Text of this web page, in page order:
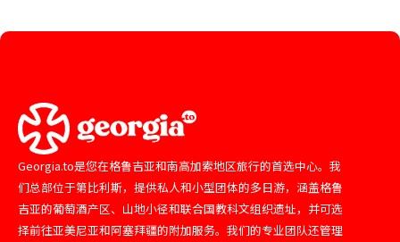
Georgia.to是您在格鲁吉亚和南高加索地区旅行的首选中心。我
们总部位于第比利斯，提供私人和小型团体的多日游，涵盖格鲁
吉亚的葡萄酒产区、山地小径和联合国教科文组织遗址，并可选
择前往亚美尼亚和阿塞拜疆的附加服务。我们的专业团队还管理